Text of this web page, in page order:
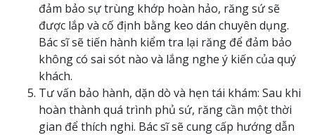
đảm bảo sự trùng khớp hoàn hảo, răng sứ sẽ
được lắp và cố định bằng keo dán chuyên dụng.
Bác sĩ sẽ tiến hành kiểm tra lại răng để đảm bảo
không có sai sót nào và lắng nghe ý kiến của quý
khách.
Tư vấn bảo hành, dặn dò và hẹn tái khám: Sau khi
hoàn thành quá trình phủ sứ, răng cần một thời
gian để thích nghi. Bác sĩ sẽ cung cấp hướng dẫn